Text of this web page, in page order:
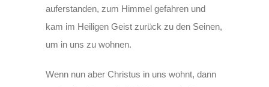
auferstanden, zum Himmel gefahren und
kam im Heiligen Geist zurück zu den Seinen,
um in uns zu wohnen.
Wenn nun aber Christus in uns wohnt, dann